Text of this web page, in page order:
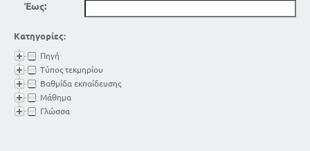
Έως:
Κατηγορίες:
Πηγή
Τύπος τεκμηρίου
Βαθμίδα εκπαίδευσης
Μάθημα
Γλώσσα